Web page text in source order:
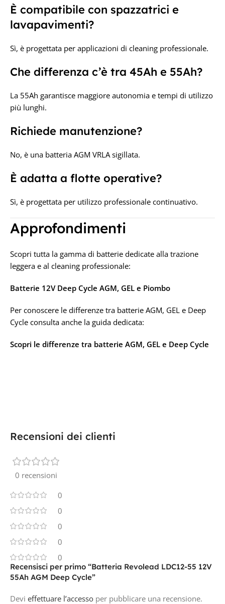
È compatibile con spazzatrici e
lavapavimenti?
Sì, è progettata per applicazioni di cleaning professionale.
Che differenza c’è tra 45Ah e 55Ah?
La 55Ah garantisce maggiore autonomia e tempi di utilizzo
più lunghi.
Richiede manutenzione?
No, è una batteria AGM VRLA sigillata.
È adatta a flotte operative?
Sì, è progettata per utilizzo professionale continuativo.
Approfondimenti
Scopri tutta la gamma di batterie dedicate alla trazione
leggera e al cleaning professionale:
Batterie 12V Deep Cycle AGM, GEL e Piombo
Per conoscere le differenze tra batterie AGM, GEL e Deep
Cycle consulta anche la guida dedicata:
Scopri le differenze tra batterie AGM, GEL e Deep Cycle
Recensioni dei clienti
0 recensioni
0
0
0
0
0
Recensisci per primo “Batteria Revolead LDC12-55 12V
55Ah AGM Deep Cycle”
Devi effettuare l’accesso per pubblicare una recensione.